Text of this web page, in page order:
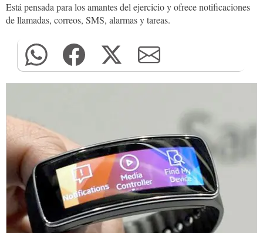
Está pensada para los amantes del ejercicio y ofrece notificaciones
de llamadas, correos, SMS, alarmas y tareas.